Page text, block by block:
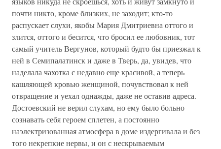
почти никто, кроме близких, не заходит; кто-то
распускает слухи, якобы Мария Дмитриевна оттого и
злится, оттого и бесится, что бросил ее любовник, тот
самый учитель Вергунов, который будто бы приезжал к
ней в Семипалатинск и даже в Тверь, да, увидев, что
наделала чахотка с недавно еще красивой, а теперь
кашляющей кровью женщиной, почувствовал к ней
отвращение и уехал однажды, даже не оставив адреса.
Достоевский не верил слухам, но ему было больно
сознавать себя героем сплетен, а постоянно
наэлектризованная атмосфера в доме издергивала и без
того некрепкие нервы, и он с нескрываемым